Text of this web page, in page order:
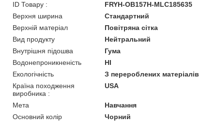
ID Товару :
FRYH-OB157H-MLC185635
Верхня ширина
Стандартний
Верхній матеріал
Повітряна сітка
Вид продукту
Нейтральний
Внутрішня підошва
Гума
Водонепроникненість
HI
Екологічність
З перероблених матеріалів
Країна походження
виробника :
USA
Мета
Навчання
Основний колір
Чорний